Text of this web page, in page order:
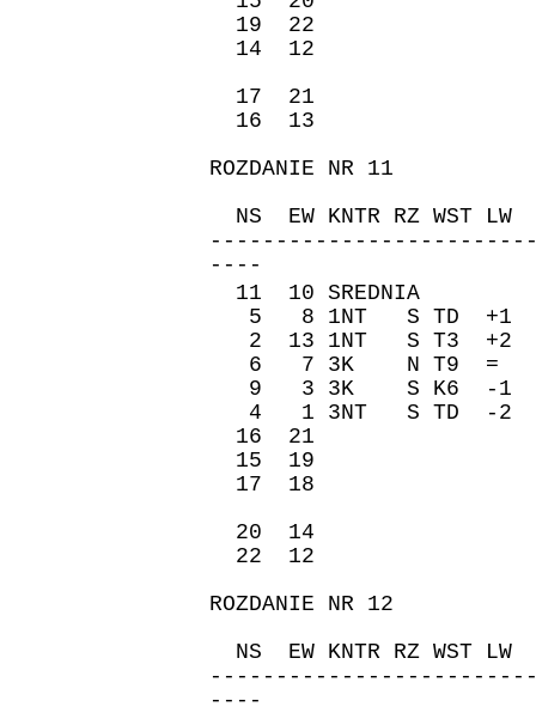
19 22 -200
14 12 -100
17 21 -200
16 13 -90
ROZDANIE NR 11
NS EW KNTR RZ WST
----
11 10 SREDNIA
5 8 1NT S TD
2 13 1NT S T3
6 7 3K N T9 =
9 3 3K S K6 -1
4 1 3NT S TD -2
16 21 -50
15 19 -110
17 18 90
20 14 -130
22 12 -50
ROZDANIE NR 12
NS EW KNTR RZ WST
----